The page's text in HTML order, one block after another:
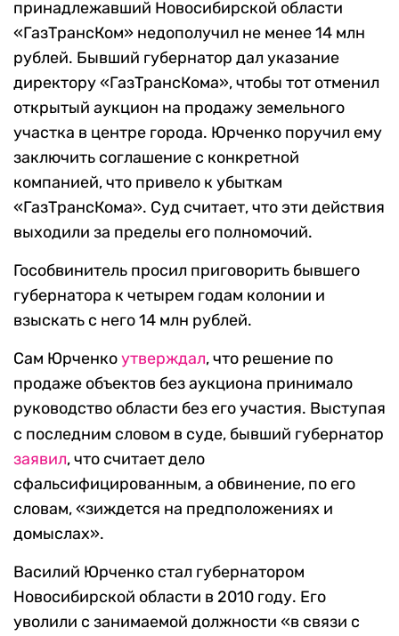
принадлежавший Новосибирской области
«ГазТрансКом» недополучил не менее 14 млн
рублей. Бывший губернатор дал указание
директору «ГазТрансКома», чтобы тот отменил
открытый аукцион на продажу земельного
участка в центре города. Юрченко поручил ему
заключить соглашение с конкретной
компанией, что привело к убыткам
«ГазТрансКома». Суд считает, что эти действия
выходили за пределы его полномочий.
Гособвинитель просил приговорить бывшего
губернатора к четырем годам колонии и
взыскать с него 14 млн рублей.
Сам Юрченкоутверждал, что решение по
продаже объектов без аукциона принимало
руководство области без его участия. Выступая
с последним словом в суде, бывший губернатор
заявил, что считает дело
сфальсифицированным, а обвинение, по его
словам, «зиждется на предположениях и
домыслах».
Василий Юрченко стал губернатором
Новосибирской области в 2010 году. Его
уволили с занимаемой должности «в связи с